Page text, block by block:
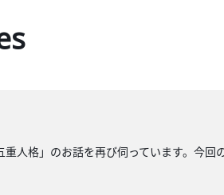
人格」のお話を再び伺っています。今回